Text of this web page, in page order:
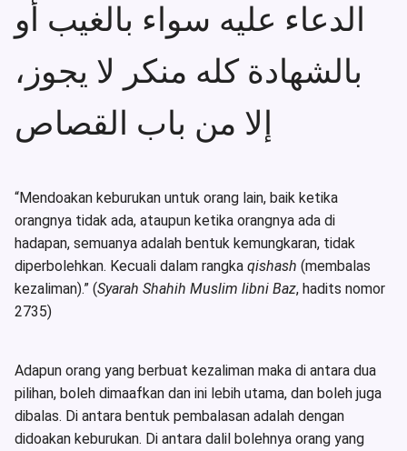
الدعاء عليه سواء بالغيب أو
بالشهادة كله منكر لا يجوز،
إلا من باب القصاص
“Mendoakan keburukan untuk orang lain, baik ketika
orangnya tidak ada, ataupun ketika orangnya ada di
hadapan, semuanya adalah bentuk kemungkaran, tidak
diperbolehkan. Kecuali dalam rangka qishash (membalas
kezaliman).” (Syarah Shahih Muslim libni Baz, hadits nomor
2735)
Adapun orang yang berbuat kezaliman maka di antara dua
pilihan, boleh dimaafkan dan ini lebih utama, dan boleh juga
dibalas. Di antara bentuk pembalasan adalah dengan
didoakan keburukan. Di antara dalil bolehnya orang yang